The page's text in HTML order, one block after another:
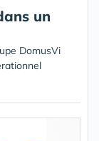
un
DomusVi